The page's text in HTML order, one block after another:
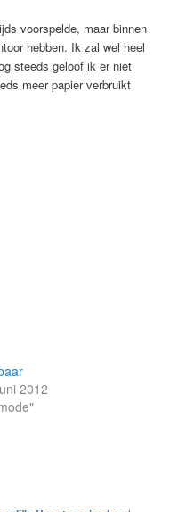
voorspelde, maar binnen
hebben. Ik zal wel heel
steeds geloof ik er niet
meer papier verbruikt
2012